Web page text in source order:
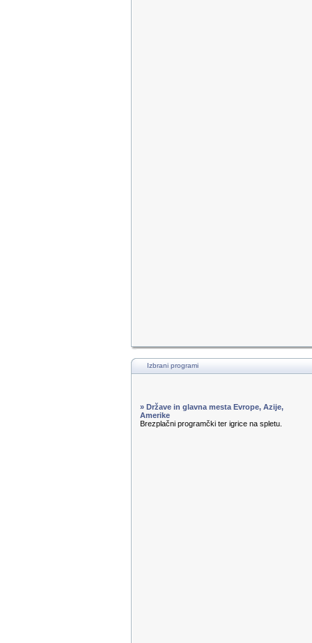
Izbrani programi
» Države in glavna mesta Evrope, Azije,
Amerike
Brezplačni programčki ter igrice na spletu.